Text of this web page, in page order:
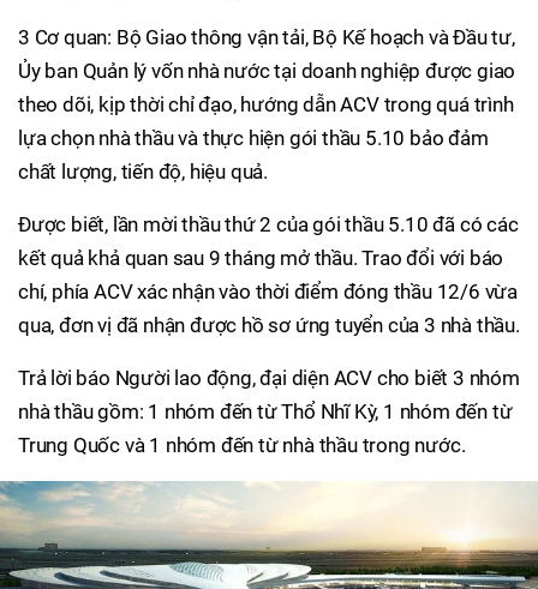
3 Cơ quan: Bộ Giao thông vận tải, Bộ Kế hoạch và Đầu tư,
Ủy ban Quản lý vốn nhà nước tại doanh nghiệp được giao
theo dõi, kịp thời chỉ đạo, hướng dẫn ACV trong quá trình
lựa chọn nhà thầu và thực hiện gói thầu 5.10 bảo đảm
chất lượng, tiến độ, hiệu quả.
Được biết, lần mời thầu thứ 2 của gói thầu 5.10 đã có các
kết quả khả quan sau 9 tháng mở thầu. Trao đổi với báo
chí, phía ACV xác nhận vào thời điểm đóng thầu 12/6 vừa
qua, đơn vị đã nhận được hồ sơ ứng tuyển của 3 nhà thầu.
Trả lời báo Người lao động, đại diện ACV cho biết 3 nhóm
nhà thầu gồm: 1 nhóm đến từ Thổ Nhĩ Kỳ, 1 nhóm đến từ
Trung Quốc và 1 nhóm đến từ nhà thầu trong nước.